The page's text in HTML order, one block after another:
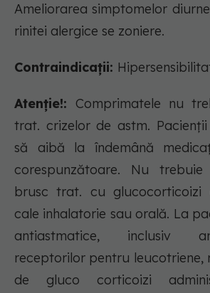
Ameliorarea simptomelor
rinitei alergice se zoniere.
Contraindicații:
Atenție!: Comprimatele nu
trat. crizelor de astm.
să aibă la îndemână
corespunzătoare. Nu
brusc trat. cu glucocorticoizi
cale inhalatorie sau orală. La
antiastmatice, inclusiv
receptorilor pentru leucotriene,
de gluco corticoizi